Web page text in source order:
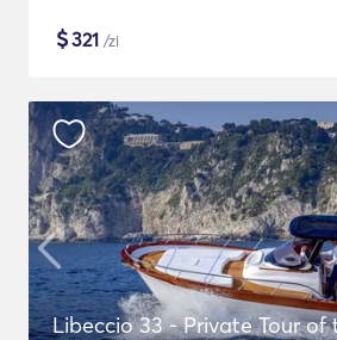
$321 /zi
Libeccio 33 - Private Tour of